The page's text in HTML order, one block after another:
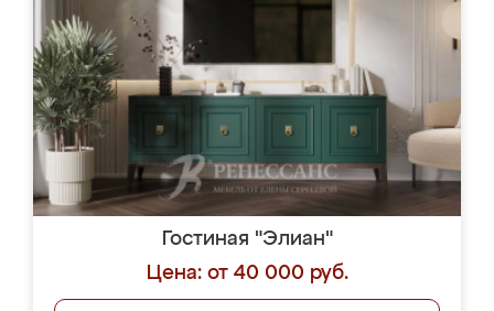
Гостиная "Элиан"
Цена: от 40 000 руб.